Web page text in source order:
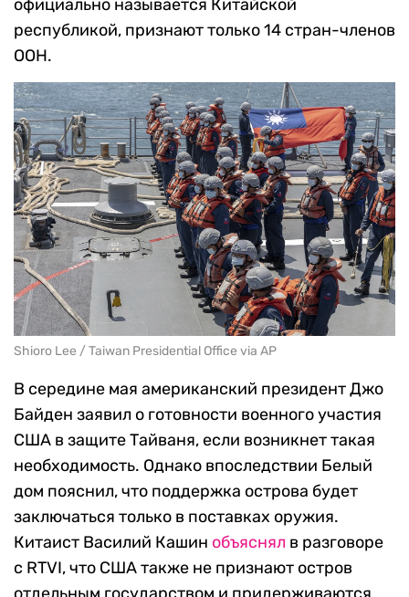
официально называется Китайской
республикой, признают только 14 стран-членов
ООН.
Shioro Lee / Taiwan Presidential Office via AP
В середине мая американский президент Джо
Байден заявил о готовности военного участия
США в защите Тайваня, если возникнет такая
необходимость. Однако впоследствии Белый
дом пояснил, что поддержка острова будет
заключаться только в поставках оружия.
Китаист Василий Кашин объяснял в разговоре
с RTVI, что США также не признают остров